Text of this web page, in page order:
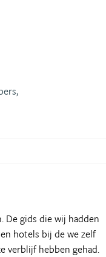
De gids die wij hadden
hotels bij de we zelf
verblijf hebben gehad.